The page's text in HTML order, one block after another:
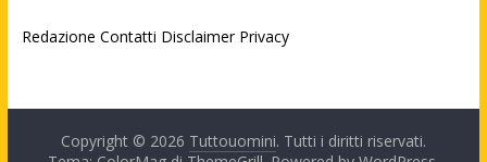
Redazione Contatti Disclaimer Privacy
Copyright © 2026 Tuttouomini. Tutti i diritti riservati.